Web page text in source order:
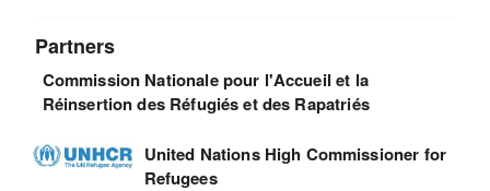
Partners
Commission Nationale pour l'Accueil et la
Réinsertion des Réfugiés et des Rapatriés
United Nations High Commissioner for
Refugees